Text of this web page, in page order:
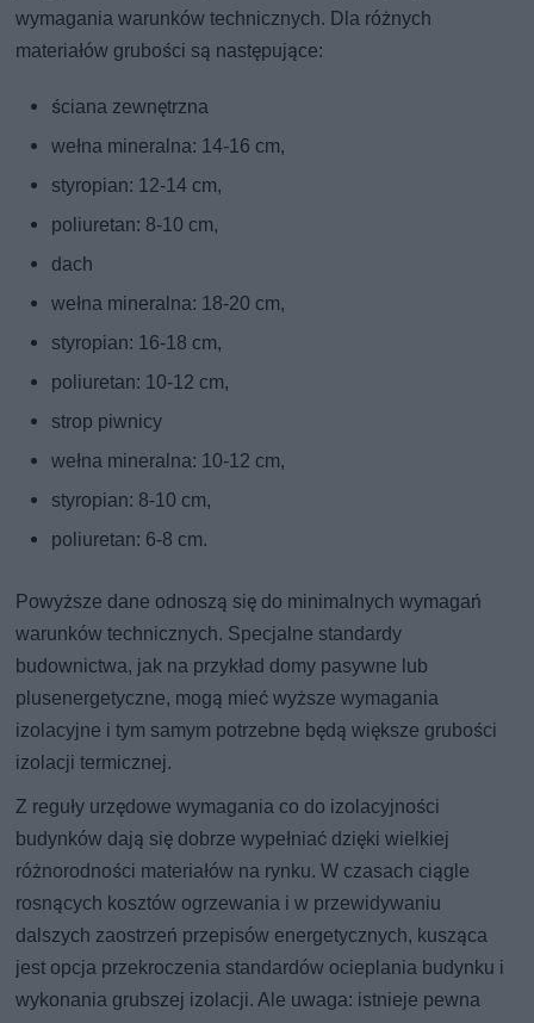
wymagania warunków technicznych. Dla różnych
materiałów grubości są następujące:
ściana zewnętrzna
wełna mineralna: 14-16 cm,
styropian: 12-14 cm,
poliuretan: 8-10 cm,
dach
wełna mineralna: 18-20 cm,
styropian: 16-18 cm,
poliuretan: 10-12 cm,
strop piwnicy
wełna mineralna: 10-12 cm,
styropian: 8-10 cm,
poliuretan: 6-8 cm.
Powyższe dane odnoszą się do minimalnych wymagań
warunków technicznych. Specjalne standardy
budownictwa, jak na przykład domy pasywne lub
plusenergetyczne, mogą mieć wyższe wymagania
izolacyjne i tym samym potrzebne będą większe grubości
izolacji termicznej.
Z reguły urzędowe wymagania co do izolacyjności
budynków dają się dobrze wypełniać dzięki wielkiej
różnorodności materiałów na rynku. W czasach ciągle
rosnących kosztów ogrzewania i w przewidywaniu
dalszych zaostrzeń przepisów energetycznych, kusząca
jest opcja przekroczenia standardów ocieplania budynku i
wykonania grubszej izolacji. Ale uwaga: istnieje pewna